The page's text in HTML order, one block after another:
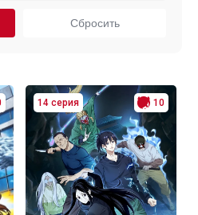
14 серия 10